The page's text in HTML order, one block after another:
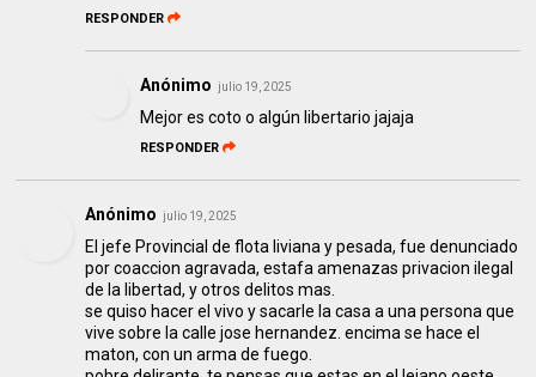
RESPONDER
Anónimo julio 19, 2025
Mejor es coto o algún libertario jajaja
RESPONDER
Anónimo julio 19, 2025
El jefe Provincial de flota liviana y pesada, fue denunciado
por coaccion agravada, estafa amenazas privacion ilegal
de la libertad, y otros delitos mas.
se quiso hacer el vivo y sacarle la casa a una persona que
vive sobre la calle jose hernandez. encima se hace el
maton, con un arma de fuego.